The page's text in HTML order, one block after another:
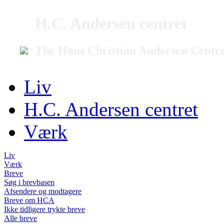
Liv
H.C. Andersen centret
Værk
Liv
Værk
Breve
Søg i brevbasen
Afsendere og modtagere
Breve om HCA
Ikke tidligere trykte breve
Alle breve